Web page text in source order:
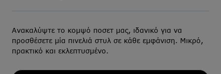
Ανακαλύψτε το κομψό ποσετ μας, ιδανικό για να
προσθέσετε μία πινελιά στυλ σε κάθε εμφάνιση. Μικρό,
πρακτικό και εκλεπτυσμένο.